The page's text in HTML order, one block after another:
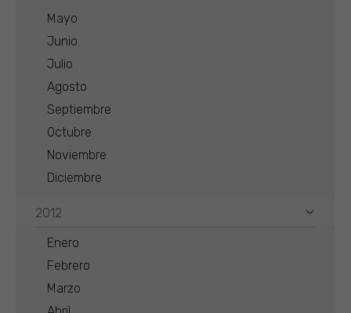
Mayo
Junio
Julio
Agosto
Septiembre
Octubre
Noviembre
Diciembre
2012
Enero
Febrero
Marzo